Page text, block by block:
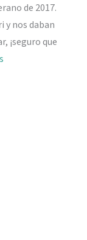
de 2017.
y nos daban
¡seguro que